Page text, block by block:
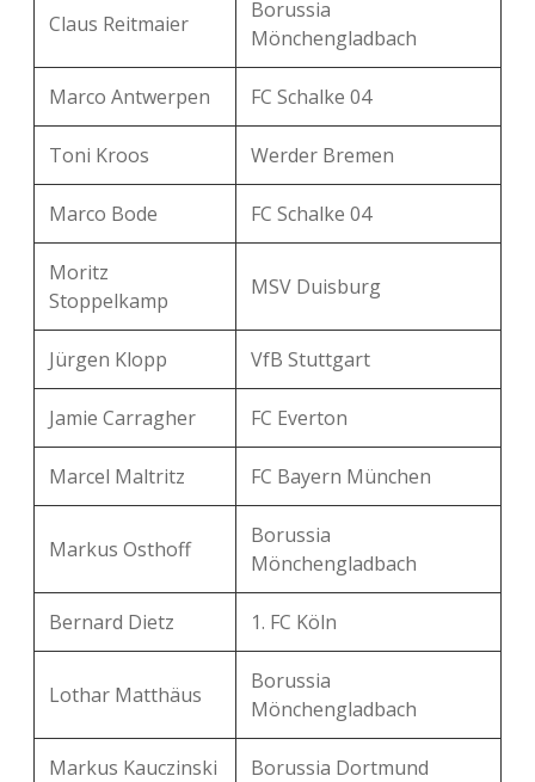
Claus Reitmaier
Borussia
Mönchengladbach
Marco Antwerpen FC Schalke 04
Toni Kroos Werder Bremen
Marco Bode FC Schalke 04
Moritz
Stoppelkamp
MSV Duisburg
Jürgen Klopp VfB Stuttgart
Jamie Carragher FC Everton
Marcel Maltritz FC Bayern München
Markus Osthoff
Borussia
Mönchengladbach
Bernard Dietz 1. FC Köln
Lothar Matthäus
Borussia
Mönchengladbach
Markus Kauczinski Borussia Dortmund